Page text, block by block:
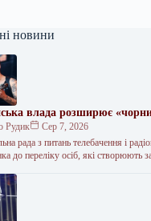
новини
влада розширює
Рудик
Сер 7, 2026
рада з питань телебачення і
до переліку осіб, які створюють